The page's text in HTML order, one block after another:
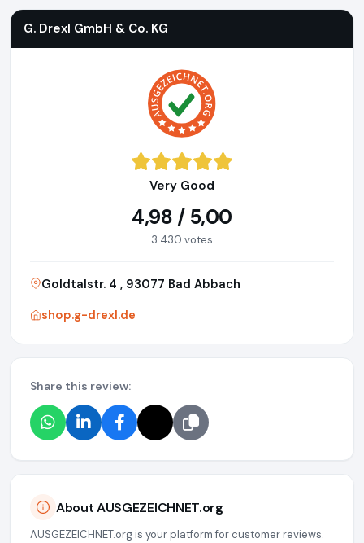
G. Drexl GmbH & Co. KG
Very Good
4,98 / 5,00
3.430 votes
Goldtalstr. 4 , 93077 Bad Abbach
shop.g-drexl.de
Share this review:
About AUSGEZEICHNET.org
AUSGEZEICHNET.org is your platform for customer reviews.